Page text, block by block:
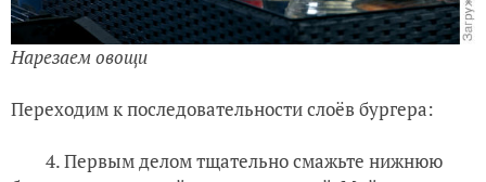
Нарезаем овощи
Переходим к последовательности слоёв бургера:
4. Первым делом тщательно смажьте нижнюю